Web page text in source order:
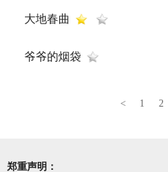
大地春曲
爷爷的烟袋
< 1 2
郑重声明：